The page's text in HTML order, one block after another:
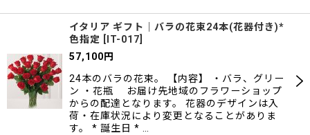
イタリア ギフト｜バラの花束24本(花器付き)*
色指定
IT-017
57,100円
24本のバラの花束。 【内容】 ・バラ、グリー
ン ・花瓶 お届け先地域のフラワーショップ
からの配達となります。 花器のデザインは入
荷・在庫状況により変更となることがありま
す。 * 誕生日 * …